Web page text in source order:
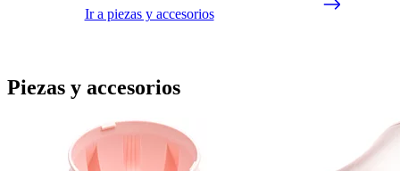
Ir a piezas y accesorios
Piezas y accesorios